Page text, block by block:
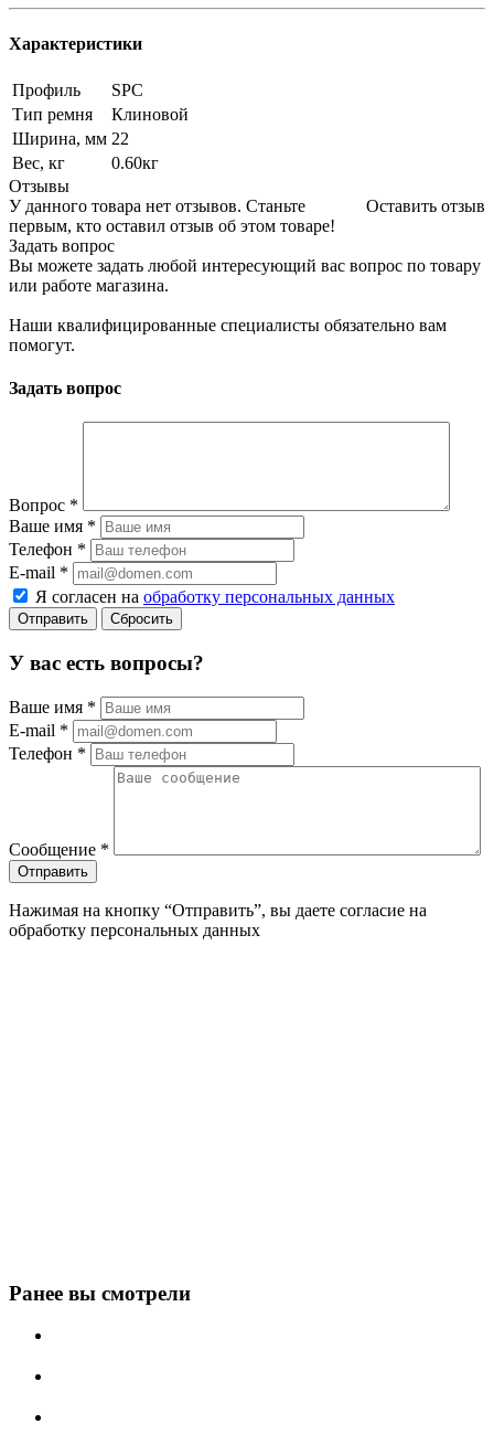
Характеристики
Профиль
SPC
Тип ремня
Клиновой
Ширина, мм 22
Вес, кг
0.60кг
Отзывы
Оставить отзыв
У данного товара нет отзывов. Станьте
первым, кто оставил отзыв об этом товаре!
Задать вопрос
Вы можете задать любой интересующий вас вопрос по товару
или работе магазина.
Наши квалифицированные специалисты обязательно вам
помогут.
Задать вопрос
Вопрос *
Ваше имя *
Телефон *
E-mail *
Я согласен на обработку персональных данных
Сбросить
У вас есть вопросы?
Ваше имя *
E-mail *
Телефон *
Сообщение *
Нажимая на кнопку “Отправить”, вы даете согласие на
обработку персональных данных
Ранее вы смотрели